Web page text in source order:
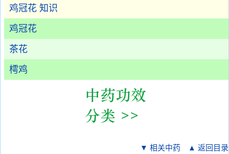
鸡冠花 知识
鸡冠花
茶花
樗鸡
▼ 相关中药 ▲ 返回目录